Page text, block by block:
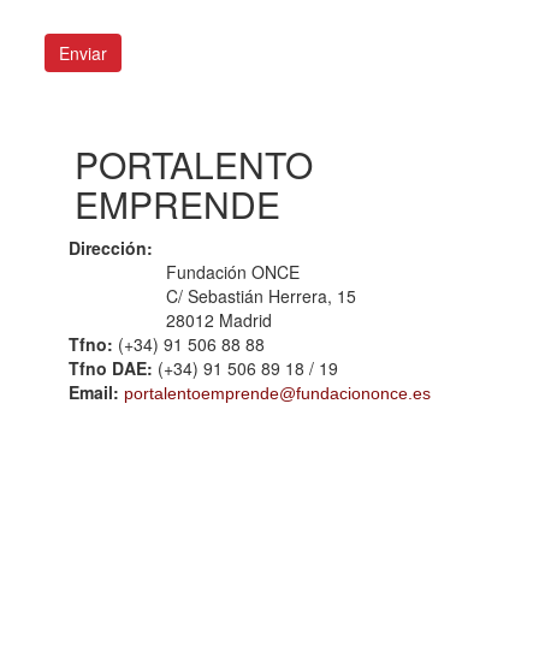
Enviar
PORTALENTO
EMPRENDE
Dirección:
Fundación ONCE
C/ Sebastián Herrera, 15
28012 Madrid
Tfno: (+34) 91 506 88 88
Tfno DAE: (+34) 91 506 89 18 / 19
Email: portalentoemprende@fundaciononce.es